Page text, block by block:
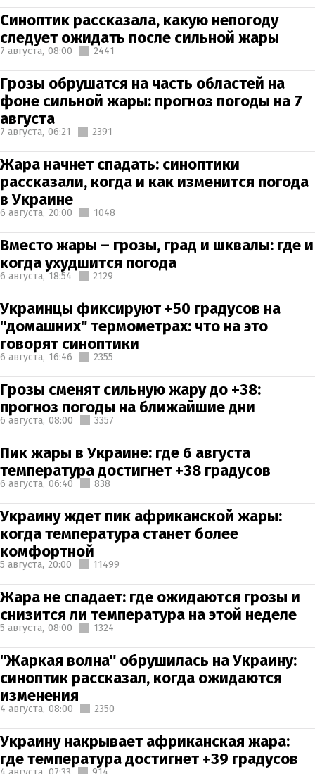
Синоптик рассказала, какую непогоду
следует ожидать после сильной жары
7 августа, 08:00 2441
Грозы обрушатся на часть областей на
фоне сильной жары: прогноз погоды на 7
августа
7 августа, 06:21 2391
Жара начнет спадать: синоптики
рассказали, когда и как изменится погода
в Украине
6 августа, 20:00 1048
Вместо жары – грозы, град и шквалы: где и
когда ухудшится погода
6 августа, 18:54 2129
Украинцы фиксируют +50 градусов на
"домашних" термометрах: что на это
говорят синоптики
6 августа, 16:46 2355
Грозы сменят сильную жару до +38:
прогноз погоды на ближайшие дни
6 августа, 08:00 3357
Пик жары в Украине: где 6 августа
температура достигнет +38 градусов
6 августа, 06:40 838
Украину ждет пик африканской жары:
когда температура станет более
комфортной
5 августа, 20:00 11499
Жара не спадает: где ожидаются грозы и
снизится ли температура на этой неделе
5 августа, 08:00 1324
"Жаркая волна" обрушилась на Украину:
синоптик рассказал, когда ожидаются
изменения
4 августа, 08:00 2350
Украину накрывает африканская жара:
где температура достигнет +39 градусов